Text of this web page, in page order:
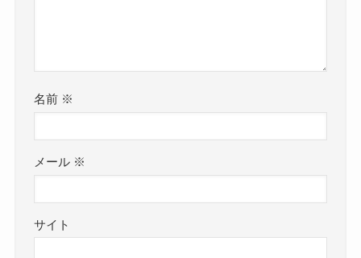
名前 ※
メール ※
サイト